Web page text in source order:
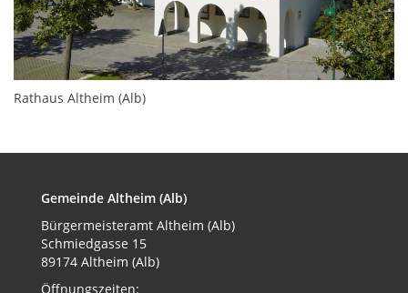
Rathaus Altheim (Alb)
Gemeinde Altheim (Alb)
Bürgermeisteramt Altheim (Alb)
Schmiedgasse 15
89174 Altheim (Alb)
Öffnungszeiten: